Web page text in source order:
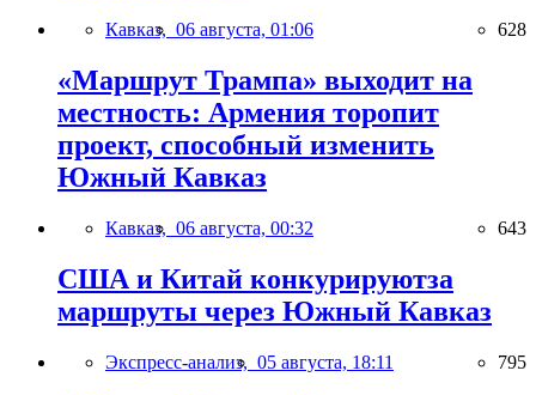
Кавказ, 06 августа, 01:06 628
«Маршрут Трампа» выходит на
местность: Армения торопит
проект, способный изменить
Южный Кавказ
Кавказ, 06 августа, 00:32 643
США и Китай конкурируютза
маршруты через Южный Кавказ
Экспресс-анализ, 05 августа, 18:11 795